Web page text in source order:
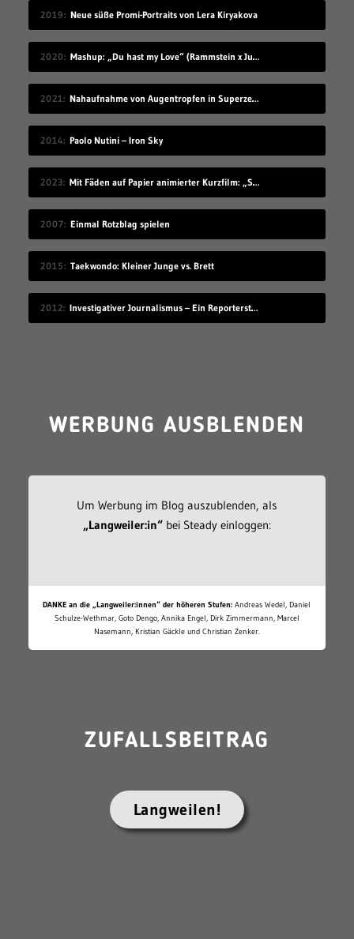
2019 Neue süße Promi-Portraits von Lera Kiryakova
2020 Mashup: „Du hast my Love“ (Rammstein x Justin Timberlake)
2021 Nahaufnahme von Augentropfen in Superzeitlupe
2014 Paolo Nutini – Iron Sky
2023 Mit Fäden auf Papier animierter Kurzfilm: „Stay“
2007 Einmal Rotzblag spielen
2015 Taekwondo: Kleiner Junge vs. Brett
2012 Investigativer Journalismus – Ein Reporterstück
WERBUNG AUSBLENDEN
Um Werbung im Blog auszublenden, als
„Langweiler:in“bei Steady einloggen:
DANKE an die „Langweiler:innen“ der höheren Stufen: Andreas Wedel, Daniel
Schulze-Wethmar, Goto Dengo, Annika Engel, Dirk Zimmermann, Marcel
Nasemann, Kristian Gäckle und Christian Zenker.
ZUFALLSBEITRAG
Langweilen!